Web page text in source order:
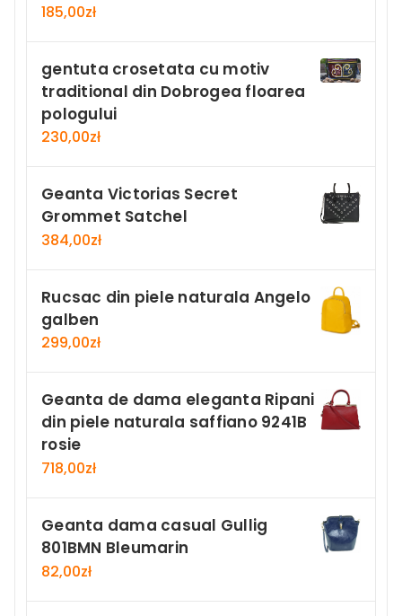
185,00zł
gentuta crosetata cu motiv
traditional din Dobrogea floarea
pologului
230,00zł
Geanta Victorias Secret
Grommet Satchel
384,00zł
Rucsac din piele naturala Angelo
galben
299,00zł
Geanta de dama eleganta Ripani
din piele naturala saffiano 9241B
rosie
718,00zł
Geanta dama casual Gullig
801BMN Bleumarin
82,00zł